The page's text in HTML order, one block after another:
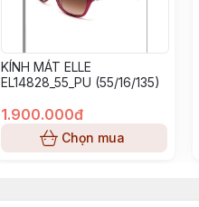
KÍNH MÁT ELLE
EL14828_55_PU (55/16/135)
1.900.000đ
Chọn mua